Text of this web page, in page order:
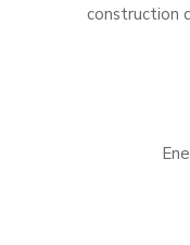
construction